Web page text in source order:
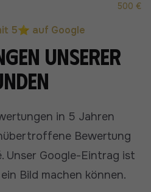
500 €
5⭐ auf Google
unserer
in 5 Jahren
Bewertung
Unser Google-Eintrag ist
Bild machen können.